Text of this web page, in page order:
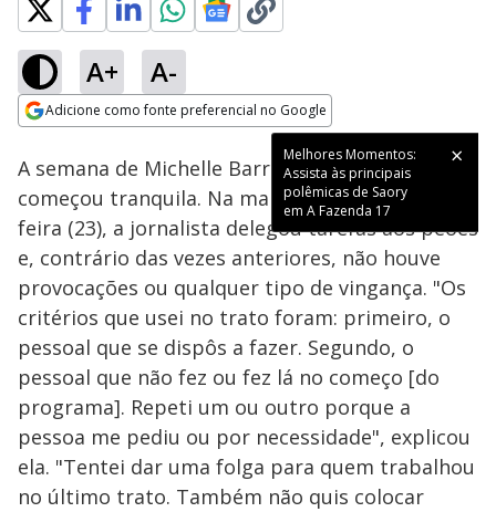
A+ A-
Adicione como fonte preferencial no Google
Melhores Momentos:
Assista às principais
polêmicas de Saory
em A Fazenda 17
Ativar
Loaded
33.52%
A semana de Michelle Barros como Fazendeira
começou tranquila. Na manhã desta quinta-
feira (23), a jornalista delegou tarefas aos peões
e, contrário das vezes anteriores, não houve
provocações ou qualquer tipo de vingança. "Os
critérios que usei no trato foram: primeiro, o
pessoal que se dispôs a fazer. Segundo, o
pessoal que não fez ou fez lá no começo [do
programa]. Repeti um ou outro porque a
pessoa me pediu ou por necessidade", explicou
ela. "Tentei dar uma folga para quem trabalhou
no último trato. Também não quis colocar